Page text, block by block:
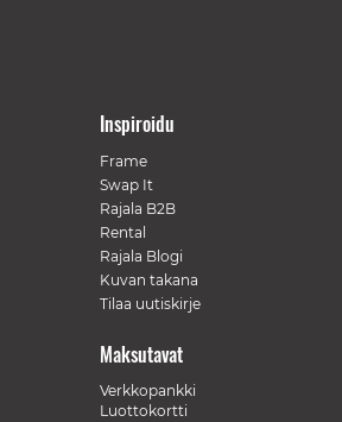
Inspiroidu
Frame
Swap It
Rajala B2B
Rental
Rajala Blogi
Kuvan takana
Tilaa uutiskirje
Maksutavat
Verkkopankki
Luottokortti